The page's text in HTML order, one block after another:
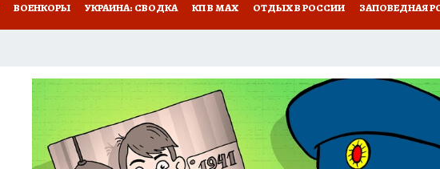
ВОЕНКОРЫ УКРАИНА: СВОДКА КП В МАХ ОТДЫХ В РОССИИ ЗАПОВЕДНАЯ